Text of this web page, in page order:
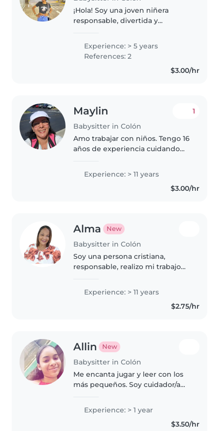
¡Hola! Soy una joven niñera
responsable, divertida y
experiencia cuidando bebés y
niños pequeños. Me encanta
dibujar, hacer manualidades,
Experience: > 5 years
References: 2
$3.00/hr
Maylin
Babysitter in Colón
1
Amo trabajar con niños. Tengo 16
años de experiencia cuidando
y niños pequeños.¡,Soy muy
cariñosa y responsable,Soy uma
Persona confiable y me gustaria..
Experience: > 11 years
$3.00/hr
Alma New
Babysitter in Colón
Soy una persona cristiana,
responsable, realizo mi trabajo
parte de lo que me caracteriza.
Experience: > 11 years
$2.75/hr
Allin New
Babysitter in Colón
Me encanta jugar y leer con los
más pequeños. Soy cuidador/a
Experience: > 1 year
$3.50/hr